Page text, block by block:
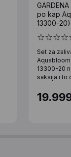
po kap
13300-20)
Set za
Aquabloom
13300-20
saksija i to